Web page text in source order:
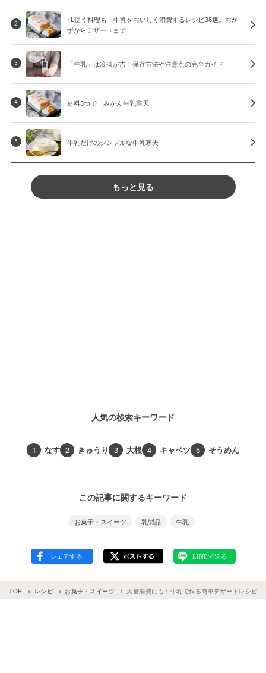
2
1L使う料理も！牛乳をおいしく消費するレシピ38選。おか
ずからデザートまで
3 「牛乳」は冷凍が吉！保存方法や注意点の完全ガイド
4 材料3つで！みかん牛乳寒天
5 牛乳だけのシンプルな牛乳寒天
もっと見る
人気の検索キーワード
1 なす 2 きゅうり 3 大根 4 キャベツ 5 そうめん
この記事に関するキーワード
お菓子・スイーツ 乳製品 牛乳
TOP レシピ お菓子・スイーツ 大量消費にも！牛乳で作る簡単デザートレシピ